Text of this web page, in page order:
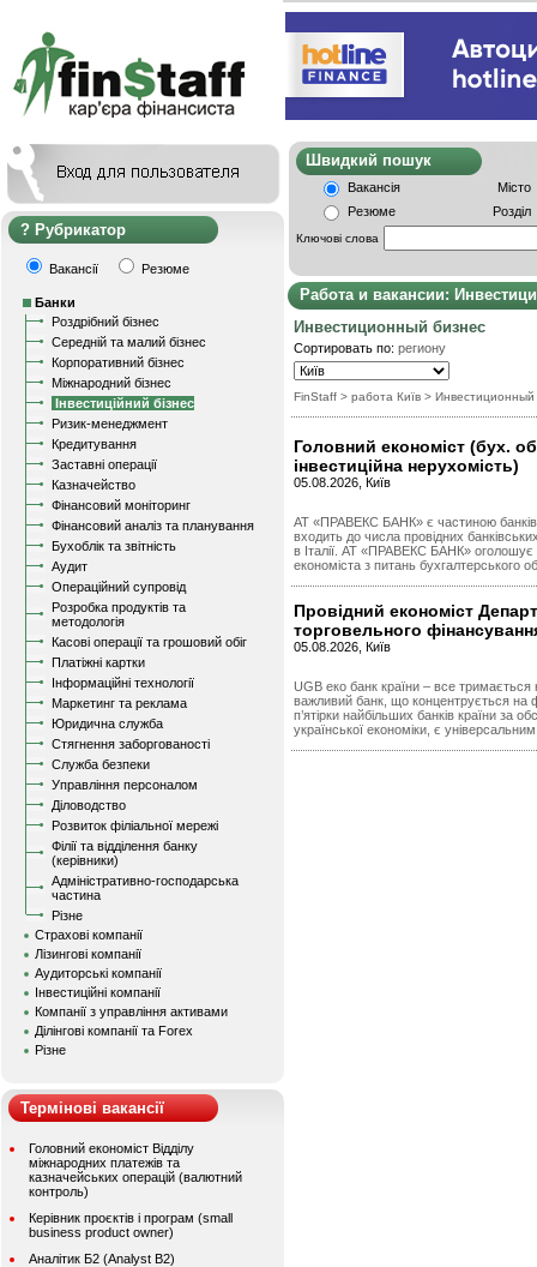
Рубрикатор
Вакансії Резюме
Банки
Роздрібний бізнес
Середній та малий бізнес
Корпоративний бізнес
Міжнародний бізнес
Інвестиційний бізнес
Ризик-менеджмент
Кредитування
Заставні операції
Казначейство
Фінансовий моніторинг
Фінансовий аналіз та планування
Бухоблік та звітність
Аудит
Операційний супровід
Розробка продуктів та
методологія
Касові операції та грошовий обіг
Платіжні картки
Інформаційні технології
Маркетинг та реклама
Юридична служба
Стягнення заборгованості
Служба безпеки
Управління персоналом
Діловодство
Розвиток філіальної мережі
Філії та відділення банку
(керівники)
Адміністративно-господарська
частина
Різне
Страхові компанії
Лізингові компанії
Аудиторські компанії
Інвестиційні компанії
Компанії з управління активами
Ділінгові компанії та Forex
Різне
Термінові вакансії
Головний економіст Відділу
міжнародних платежів та
казначейських операцій (валютний
контроль)
Керівник проєктів і програм (small
business product owner)
Аналітик Б2 (Analyst B2)
Швидкий
Вакансія
Місто
Резюме
Розділ
Ключові слова
Работа и вакансии:
Инвестиционный бизнес
Сортировать по: региону
FinStaff > работа Київ > Инвестиционный
Головний економіст (бух.
інвестиційна нерухомість)
05.08.2026, Київ
АТ «ПРАВЕКС БАНК» є частиною
входить до числа провідних
в Італії. АТ «ПРАВЕКС БАНК» оголошує
економіста з питань бухгалтерського
Провідний економіст
торговельного
05.08.2026, Київ
UGB еко банк країни – все
важливий банк, що концентрується на
п’ятірки найбільших банків країни за
української економіки, є